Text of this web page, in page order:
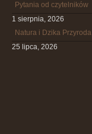
Pytania od czytelników
1 sierpnia, 2026
Natura i Dzika Przyroda
25 lipca, 2026